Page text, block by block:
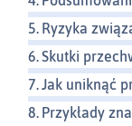
Ryzyka
Skutki
Jak uniknąć
Przykłady